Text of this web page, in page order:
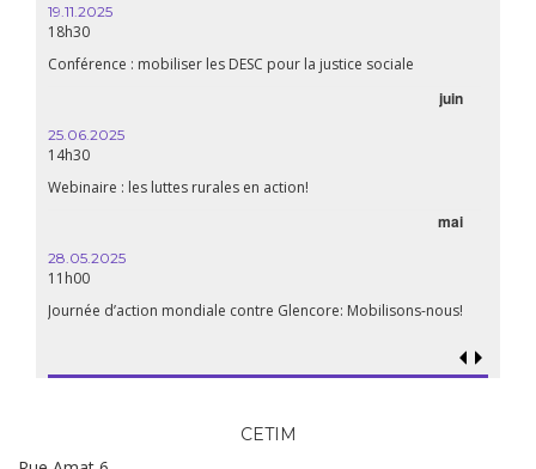
19.11.2025
18h30
Conférence : mobiliser les DESC pour la justice sociale
juin
25.06.2025
14h30
Webinaire : les luttes rurales en action!
mai
28.05.2025
11h00
Journée d’action mondiale contre Glencore: Mobilisons-nous!
CETIM